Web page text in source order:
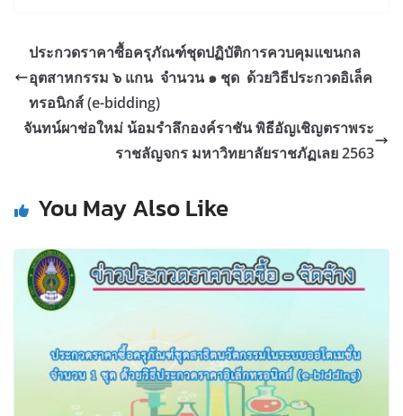
ประกวดราคาซื้อครุภัณฑ์ชุดปฏิบัติการควบคุมแขนกล
อุตสาหกรรม ๖ แกน จำนวน ๑ ชุด ด้วยวิธีประกวดอิเล็ค
ทรอนิกส์ (e-bidding)
จันทน์ผาช่อใหม่ น้อมรำลึกองค์ราชัน พิธีอัญเชิญตราพระ
ราชลัญจกร มหาวิทยาลัยราชภัฏเลย 2563
You May Also Like